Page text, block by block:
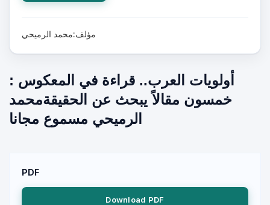
مؤلف:محمد الرميحي
أولويات العرب.. قراءة في المعكوس :
خمسون مقالاً يبحث عن الحقيقةمحمد
الرميحي مسموع مجانا
PDF
Download PDF